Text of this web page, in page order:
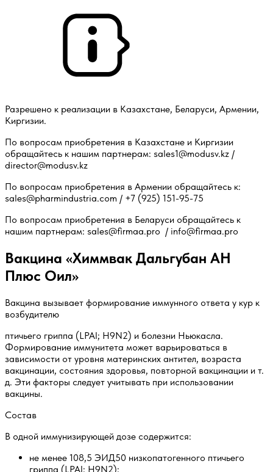
Разрешено к реализации в Казахстане, Беларуси, Армении,
Киргизии.
По вопросам приобретения в Казахстане и Киргизии
обращайтесь к нашим партнерам: sales1@modusv.kz /
director@modusv.kz
По вопросам приобретения в Армении обращайтесь к:
sales@pharmindustria.com / +7 (925) 151-95-75
По вопросам приобретения в Беларуси обращайтесь к
нашим партнерам: sales@firmaa.pro / info@firmaa.pro
Вакцина «Химмвак Дальгубан АН
Плюс Оил»
Вакцина вызывает формирование иммунного ответа у кур к
возбудителю
птичьего гриппа (LPAI; H9N2) и болезни Ньюкасла.
Формирование иммунитета может варьироваться в
зависимости от уровня материнских антител, возраста
вакцинации, состояния здоровья, повторной вакцинации и т.
д. Эти факторы следует учитывать при использовании
вакцины.
Состав
В одной иммунизирующей дозе содержится:
не менее 108,5 ЭИД50 низкопатогенного птичьего
гриппа (LPAI; H9N2);